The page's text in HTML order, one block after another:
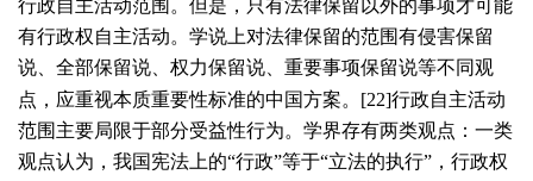
行政自主活动范围。但是，只有法律保留以外的事项才可能
有行政权自主活动。学说上对法律保留的范围有侵害保留
说、全部保留说、权力保留说、重要事项保留说等不同观
点，应重视本质重要性标准的中国方案。[22]行政自主活动
范围主要局限于部分受益性行为。学界存有两类观点：一类
观点认为，我国宪法上的“行政”等于“立法的执行”，行政权